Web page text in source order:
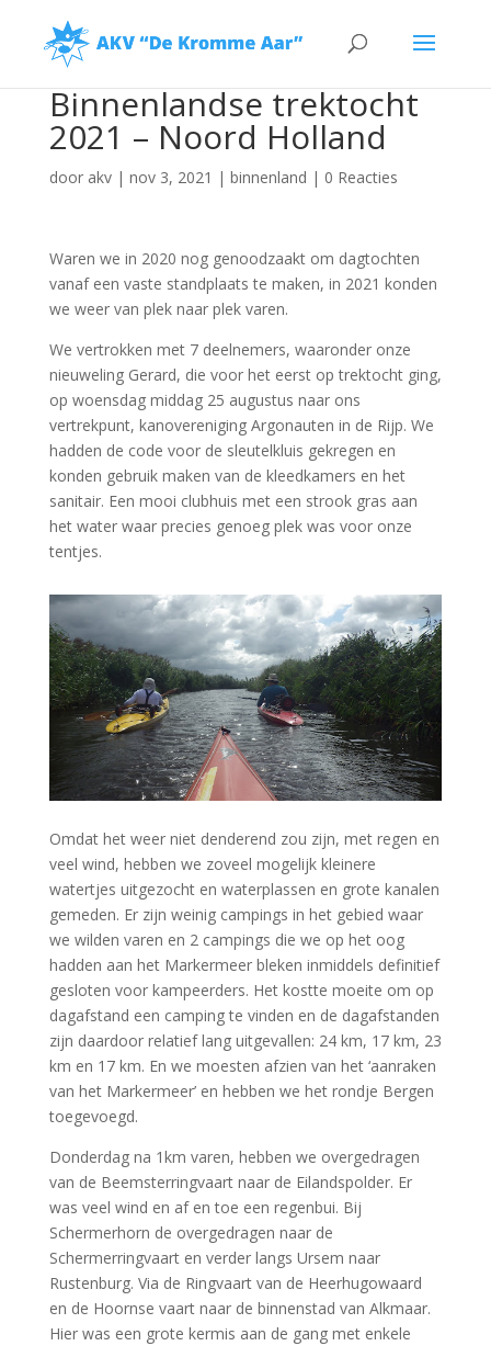
Binnenlandse trektocht
2021 – Noord Holland
door akv| nov 3, 2021 | binnenland | 0 Reacties
Waren we in 2020 nog genoodzaakt om dagtochten
vanaf een vaste standplaats te maken, in 2021 konden
we weer van plek naar plek varen.
We vertrokken met 7 deelnemers, waaronder onze
nieuweling Gerard, die voor het eerst op trektocht ging,
op woensdag middag 25 augustus naar ons
vertrekpunt, kanovereniging Argonauten in de Rijp. We
hadden de code voor de sleutelkluis gekregen en
konden gebruik maken van de kleedkamers en het
sanitair. Een mooi clubhuis met een strook gras aan
het water waar precies genoeg plek was voor onze
tentjes.
Omdat het weer niet denderend zou zijn, met regen en
veel wind, hebben we zoveel mogelijk kleinere
watertjes uitgezocht en waterplassen en grote kanalen
gemeden. Er zijn weinig campings in het gebied waar
we wilden varen en 2 campings die we op het oog
hadden aan het Markermeer bleken inmiddels definitief
gesloten voor kampeerders. Het kostte moeite om op
dagafstand een camping te vinden en de dagafstanden
zijn daardoor relatief lang uitgevallen: 24 km, 17 km, 23
km en 17 km. En we moesten afzien van het ‘aanraken
van het Markermeer’ en hebben we het rondje Bergen
toegevoegd.
Donderdag na 1km varen, hebben we overgedragen
van de Beemsterringvaart naar de Eilandspolder. Er
was veel wind en af en toe een regenbui. Bij
Schermerhorn de overgedragen naar de
Schermerringvaart en verder langs Ursem naar
Rustenburg. Via de Ringvaart van de Heerhugowaard
en de Hoornse vaart naar de binnenstad van Alkmaar.
Hier was een grote kermis aan de gang met enkele